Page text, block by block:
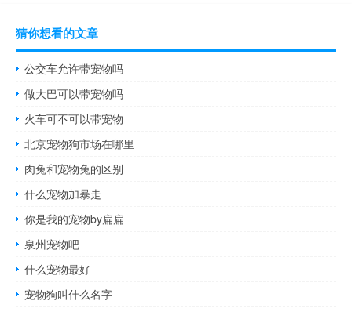
猜你想看的文章
公交车允许带宠物吗
做大巴可以带宠物吗
火车可不可以带宠物
北京宠物狗市场在哪里
肉兔和宠物兔的区别
什么宠物加暴走
你是我的宠物by扁扁
泉州宠物吧
什么宠物最好
宠物狗叫什么名字